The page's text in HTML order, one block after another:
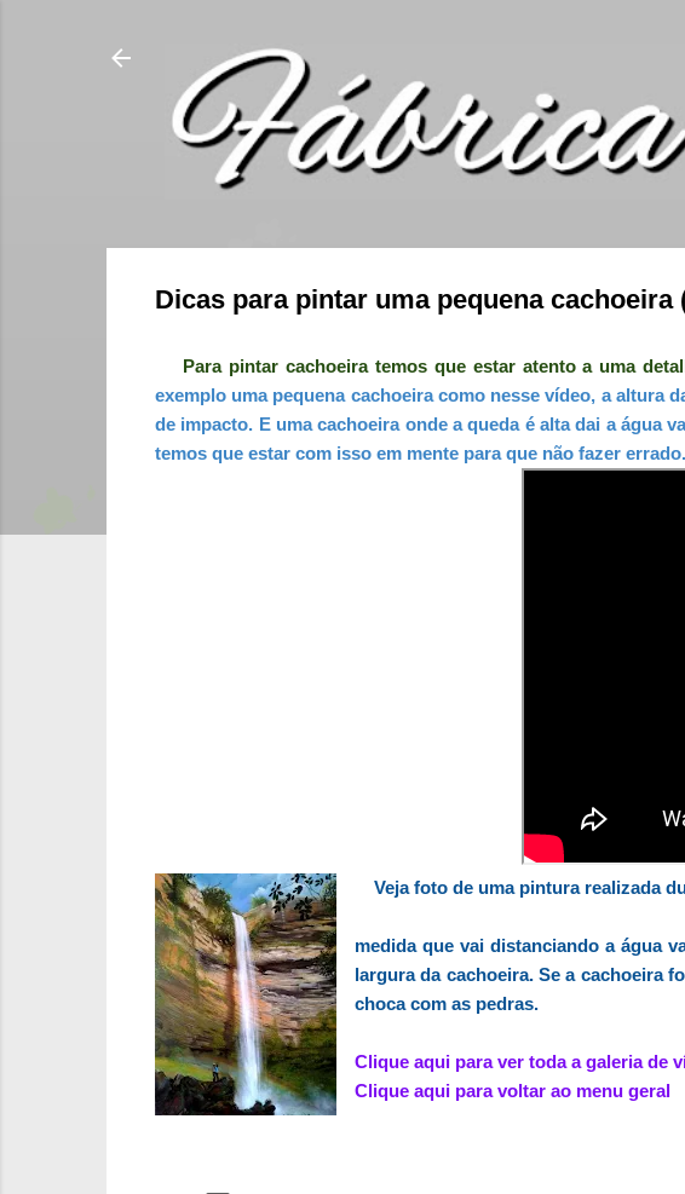
Dicas para pintar uma pequena
Para pintar cachoeira temos que estar atento a uma
exemplo uma pequena cachoeira como nesse vídeo, a altura
de impacto. E uma cachoeira onde a queda é alta dai a água
temos que estar com isso em mente para que não fazer errado.
Veja foto de uma pintura realizada
medida que vai distanciando a água
largura da cachoeira. Se a cachoeira
choca com as pedras.
Clique aqui para ver toda a galeria de
Clique aqui para voltar ao menu geral